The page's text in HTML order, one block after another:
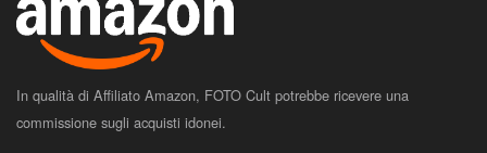
In qualità di Affiliato Amazon, FOTO Cult potrebbe ricevere una
commissione sugli acquisti idonei.